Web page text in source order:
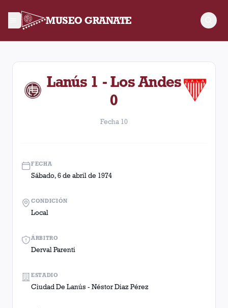
MUSEO GRANATE
Fecha 10. Partido entre Lanús y Los Andes disputado el
Lanús 1 - Los Andes
0
Fecha 10
FECHA
Sábado, 6 de abril de 1974
ÁRBITRO
Derval Parenti
CONDICIÓN
Local
ESTADIO
Ciudad De Lanús - Néstor Diaz Pérez